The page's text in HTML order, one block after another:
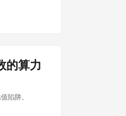
的算力
陷阱。